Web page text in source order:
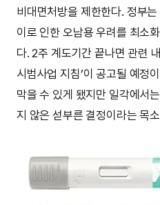
비대면처방을 제한한다. 정부
이로 인한 오남용 우려를 최소
다. 2주 계도기간 끝나면 관련
시범사업 지침’이 공고될 예정
막을 수 있게 됐지만 일각에서
지 않은 섣부른 결정이라는 목